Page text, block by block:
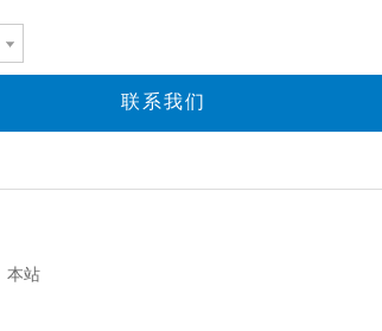
联系我们
本站